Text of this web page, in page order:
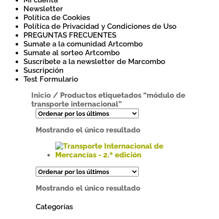
Newsletter
Política de Cookies
Política de Privacidad y Condiciones de Uso
PREGUNTAS FRECUENTES
Sumate a la comunidad Artcombo
Sumate al sorteo Artcombo
Suscríbete a la newsletter de Marcombo
Suscripción
Test Formulario
Inicio / Productos etiquetados “módulo de
transporte internacional”
Mostrando el único resultado
producto
múltiples
Las
Mostrando el único resultado
Categorías